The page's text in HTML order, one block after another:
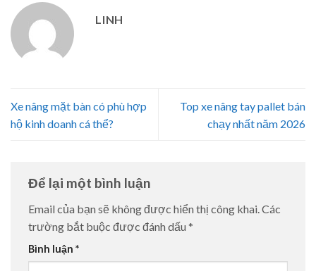
LINH
Xe nâng mặt bàn có phù hợp
hộ kinh doanh cá thể?
Top xe nâng tay pallet bán
chạy nhất năm 2026
Để lại một bình luận
Email của bạn sẽ không được hiển thị công khai.Các
trường bắt buộc được đánh dấu *
Bình luận *